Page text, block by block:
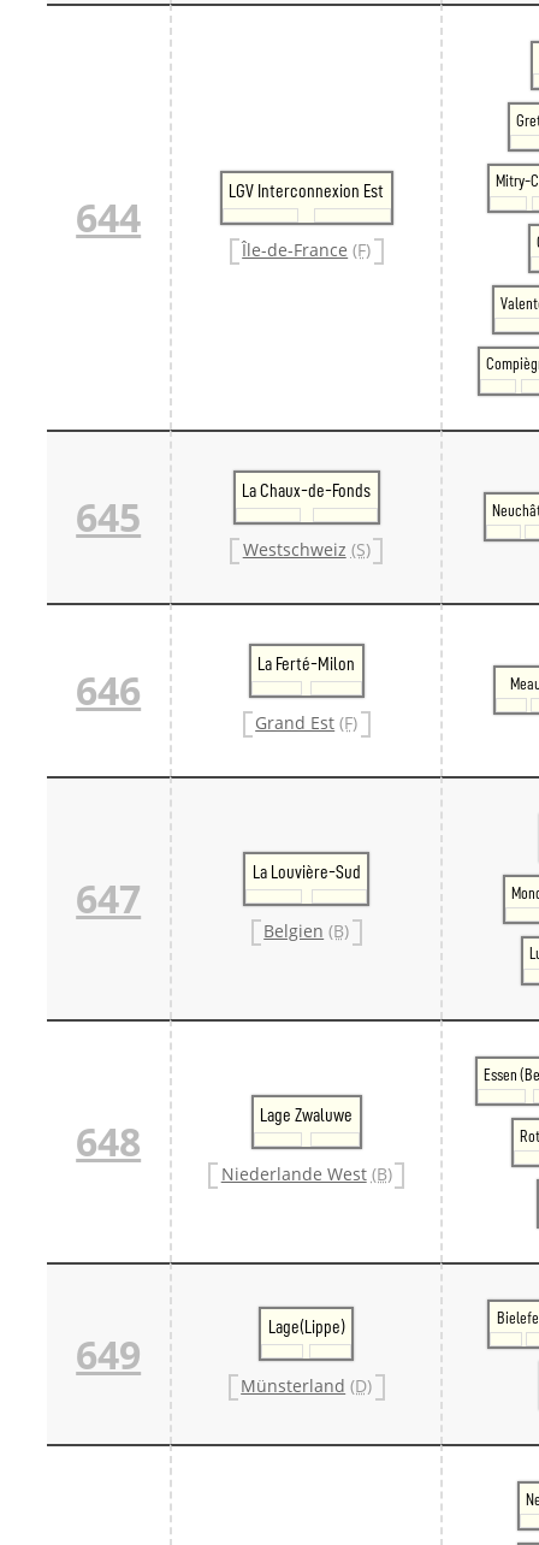
644
LGV Interconnexion Est
Île-de-France (F)
Mitry-
645
La Chaux-de-Fonds
Westschweiz (S)
646
La Ferté-Milon
Grand Est (F)
647
La Louvière-Sud
Belgien (B)
648
Lage Zwaluwe
Niederlande West (B)
Essen
649
Lage(Lippe)
Münsterland (D)